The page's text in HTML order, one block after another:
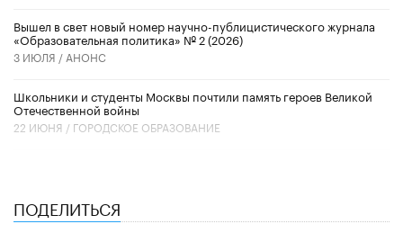
Вышел в свет новый номер научно-публицистического журнала
«Образовательная политика» № 2 (2026)
3 ИЮЛЯ / АНОНС
Школьники и студенты Москвы почтили память героев Великой
Отечественной войны
22 ИЮНЯ / ГОРОДСКОЕ ОБРАЗОВАНИЕ
ПОДЕЛИТЬСЯ